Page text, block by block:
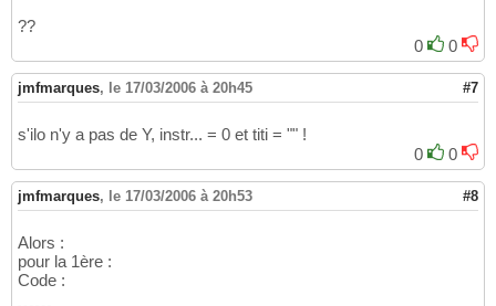
??
0
0
jmfmarques, le 17/03/2006 à 20h45 #7
s'ilo n'y a pas de Y, instr... = 0 et titi = "" !
0
0
jmfmarques, le 17/03/2006 à 20h53 #8
Alors :
pour la 1ère :
Code :